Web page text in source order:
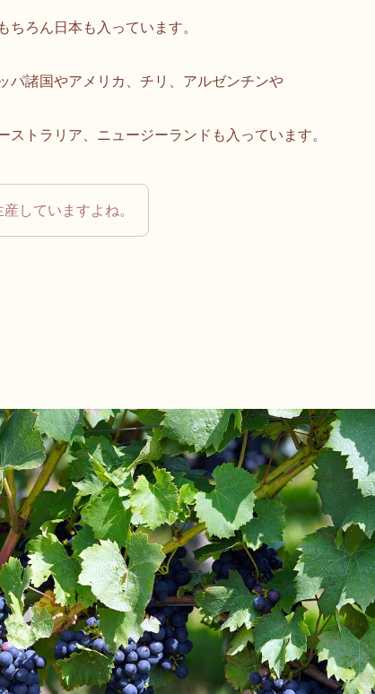
ろん日本も入っています。
パ諸国やアメリカ、チリ、アルゼンチンや
トラリア、ニュージーランドも入っています。
していますよね。